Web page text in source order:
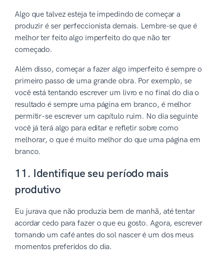
Algo que talvez esteja te impedindo de começar a
produzir é ser perfeccionista demais. Lembre-se que é
melhor ter feito algo imperfeito do que não ter
começado.
Além disso, começar a fazer algo imperfeito é sempre o
primeiro passo de uma grande obra. Por exemplo, se
você está tentando escrever um livro e no final do dia o
resultado é sempre uma página em branco, é melhor
permitir-se escrever um capítulo ruim. No dia seguinte
você já terá algo para editar e refletir sobre como
melhorar, o que é muito melhor do que uma página em
branco.
11. Identifique seu período mais
produtivo
Eu jurava que não produzia bem de manhã, até tentar
acordar cedo para fazer o que eu gosto. Agora, escrever
tomando um café antes do sol nascer é um dos meus
momentos preferidos do dia.